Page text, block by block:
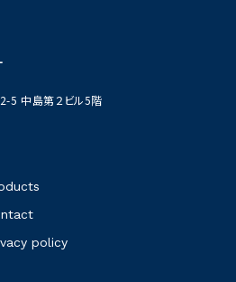
（第2会場）
市博多区石城町２−１
5 中島第２ビル5階
policy